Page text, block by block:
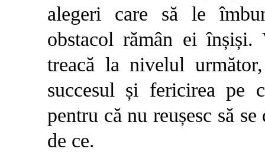
alegeri care să le
obstacol rămân ei
treacă la nivelul
succesul și fericirea pe
pentru că nu reușesc să
de ce.